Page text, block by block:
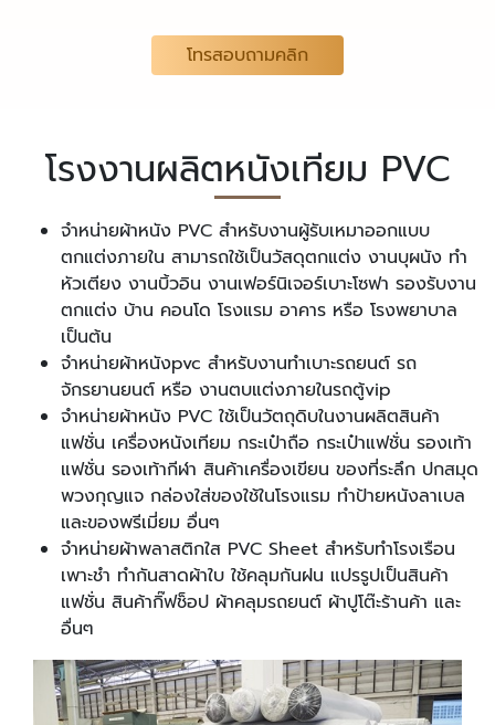
โทรสอบถามคลิก
โรงงานผลิตหนังเทียม PVC
จำหน่ายผ้าหนัง PVC สำหรับงานผู้รับเหมาออกแบบ
ตกแต่งภายใน สามารถใช้เป็นวัสดุตกแต่ง งานบุผนัง ทำ
หัวเตียง งานบิ้วอิน งานเฟอร์นิเจอร์เบาะโซฟา รองรับงาน
ตกแต่ง บ้าน คอนโด โรงแรม อาคาร หรือ โรงพยาบาล
เป็นต้น
จำหน่ายผ้าหนังpvc สำหรับงานทำเบาะรถยนต์ รถ
จักรยานยนต์ หรือ งานตบแต่งภายในรถตู้vip
จำหน่ายผ้าหนัง PVC ใช้เป็นวัตถุดิบในงานผลิตสินค้า
แฟชั่น เครื่องหนังเทียม กระเป๋าถือ กระเป๋าแฟชั่น รองเท้า
แฟชั่น รองเท้ากีฬา สินค้าเครื่องเขียน ของที่ระลึก ปกสมุด
พวงกุญแจ กล่องใส่ของใช้ในโรงแรม ทำป้ายหนังลาเบล
และของพรีเมี่ยม อื่นๆ
จำหน่ายผ้าพลาสติกใส PVC Sheet สำหรับทำโรงเรือน
เพาะชำ ทำกันสาดผ้าใบ ใช้คลุมกันฝน แปรรูปเป็นสินค้า
แฟชั่น สินค้ากิ๊ฟช็อป ผ้าคลุมรถยนต์ ผ้าปูโต๊ะร้านค้า และ
อื่นๆ